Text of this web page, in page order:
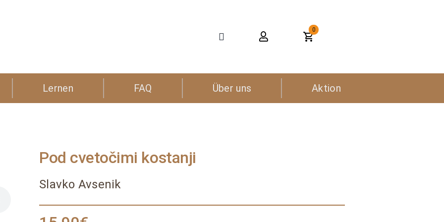
0
Lernen FAQ Über uns Aktion
Pod cvetočimi kostanji
Slavko Avsenik